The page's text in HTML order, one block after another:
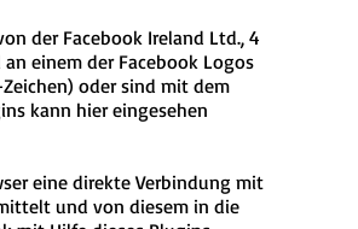
der Facebook Ireland Ltd., 4
einem der Facebook Logos
oder sind mit dem
kann hier eingesehen
eine direkte Verbindung mit
und von diesem in die